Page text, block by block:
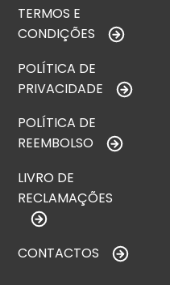
TERMOS E
CONDIÇÕES
POLÍTICA DE
PRIVACIDADE
POLÍTICA DE
REEMBOLSO
LIVRO DE
RECLAMAÇÕES
CONTACTOS